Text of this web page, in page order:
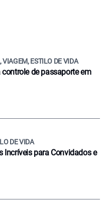
VIAGEM, ESTILO DE VIDA
de passaporte em
DE VIDA
Incríveis para Convidados e